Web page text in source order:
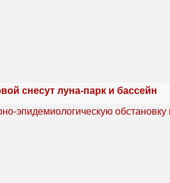
снесут луна-парк и бассейн